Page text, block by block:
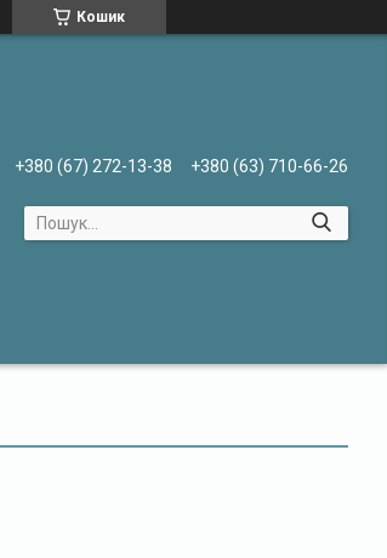
Кошик
+380 (67) 272-13-38 +380 (63) 710-66-26